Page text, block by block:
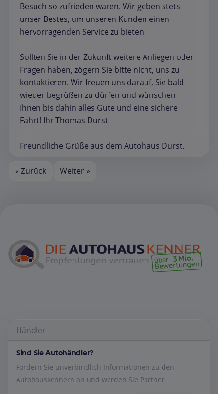
Besuch so zufrieden waren. Wir geben stets
unser Bestes, um unseren Kunden einen
hervorragenden Service zu bieten.
Sollten Sie in der Zukunft weitere Anliegen oder
Fragen haben, zögern Sie bitte nicht, uns zu
kontaktieren. Wir freuen uns darauf, Sie bald
wieder begrüßen zu dürfen und wünschen
Ihnen bis dahin alles Gute und eine sichere
Fahrt! Ihr Thomas Durst
Freundliche Grüße aus dem Autohaus Durst.
« Zurück Weiter »
Händler
Sind Sie Autohändler?
Fordern Sie unverbindlich Informationen zu den
Autohauskennern an und werden Sie Partner